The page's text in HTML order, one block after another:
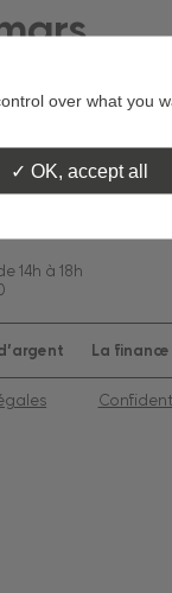
14h à 18h
La
over what you
OK, accept all